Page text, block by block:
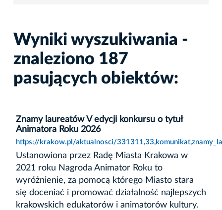
Wyniki wyszukiwania -
znaleziono 187
pasujących obiektów:
Znamy laureatów V edycji konkursu o tytuł
Animatora Roku 2026
https://krakow.pl/aktualnosci/
Ustanowiona przez Radę Miasta Krakowa w
2021 roku Nagroda Animator Roku to
wyróżnienie, za pomocą którego Miasto stara
się doceniać i promować działalność najlepszych
krakowskich edukatorów i animatorów kultury.